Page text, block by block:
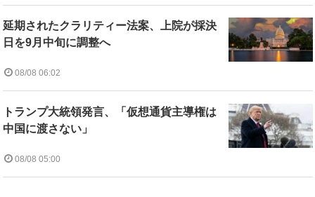
延期されたクラリティー法案、上院が採決
日を9月中旬に調整へ
08/08 06:02
トランプ大統領発言、「仮想通貨主導権は
中国に渡さない」
08/08 05:00